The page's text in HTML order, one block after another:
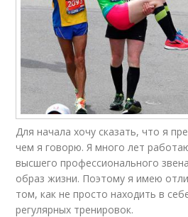
Для начала хочу сказать, что я
чем я говорю. Я много лет
высшего профессионального
образ жизни. Поэтому я имею
том, как не просто находить в
регулярных тренировок.